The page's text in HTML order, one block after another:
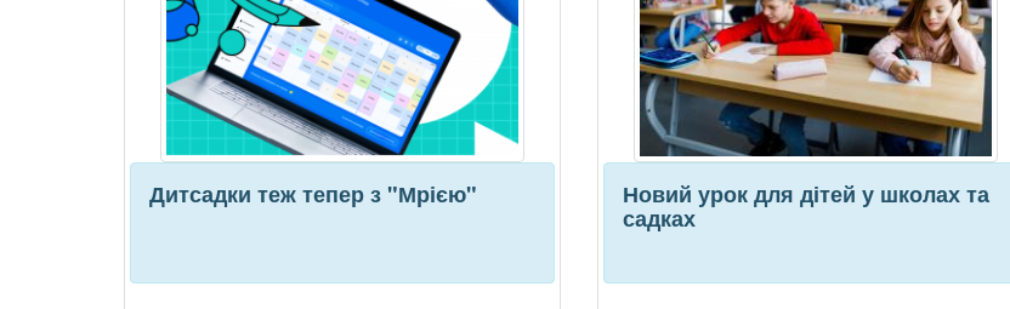
Дитсадки теж тепер з "Мрією" Новий урок для дітей у школах та
садках